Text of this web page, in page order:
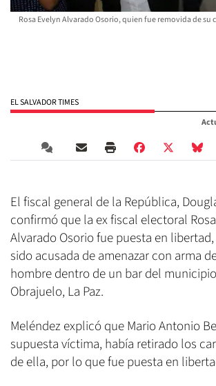
Rosa Evelyn Alvarado Osorio, quien fue removida de su
EL SALVADOR TIMES
El fiscal general de la República,
confirmó que la ex fiscal electoral
Alvarado Osorio fue puesta en
sido acusada de amenazar con arma
hombre dentro de un bar del
Obrajuelo, La Paz.
Meléndez explicó que Mario Antonio
supuesta víctima, había retirado los
de ella, por lo que fue puesta en